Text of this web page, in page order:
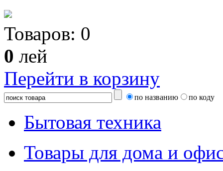
Товаров: 0
0 лей
Перейти в корзину
по названию по коду
Бытовая техника
Товары для дома и